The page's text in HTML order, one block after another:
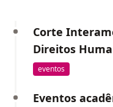
Corte
Direitos
eventos
Eventos